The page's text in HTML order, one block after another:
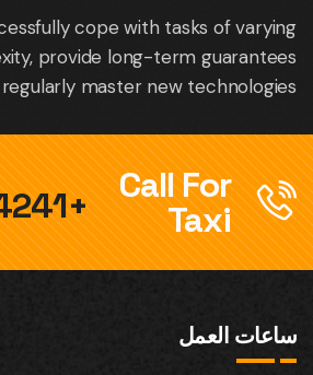
cope with tasks of varying
provide long-term guarantees
master new technologies.
Call For
Taxi
+96569694241
ساعات العمل